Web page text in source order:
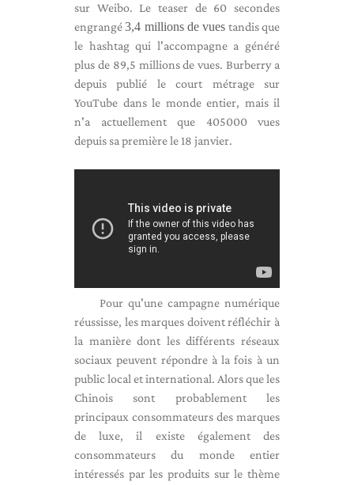
sur Weibo. Le teaser de 60 secondes
engrangé3,4 millions de vues tandis que
le hashtag qui l'accompagne a généré
plus de 89,5 millions de vues. Burberry a
depuis publié le court métrage sur
YouTube dans le monde entier, mais il
n'a actuellement que 405000 vues
depuis sa première le 18 janvier.
Pour qu'une campagne numérique
réussisse, les marques doivent réfléchir à
la manière dont les différents réseaux
sociaux peuvent répondre à la fois à un
public local et international. Alors que les
Chinois sont probablement les
principaux consommateurs des marques
de luxe, il existe également des
consommateurs du monde entier
intéressés par les produits sur le thème